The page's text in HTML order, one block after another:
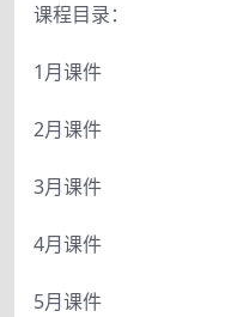
课程目录：
1月课件
2月课件
3月课件
4月课件
5月课件